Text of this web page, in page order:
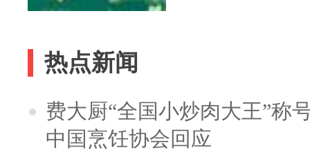
热点新闻
费大厨“全国小炒肉大王”称
中国烹饪协会回应